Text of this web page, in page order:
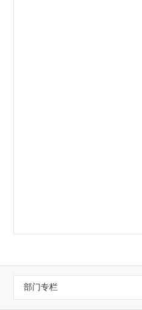
部门专栏